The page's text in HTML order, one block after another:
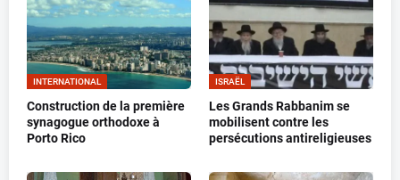
INTERNATIONAL
Construction de la première
synagogue orthodoxe à
Porto Rico
ISRAËL
Les Grands Rabbanim se
mobilisent contre les
persécutions antireligieuses